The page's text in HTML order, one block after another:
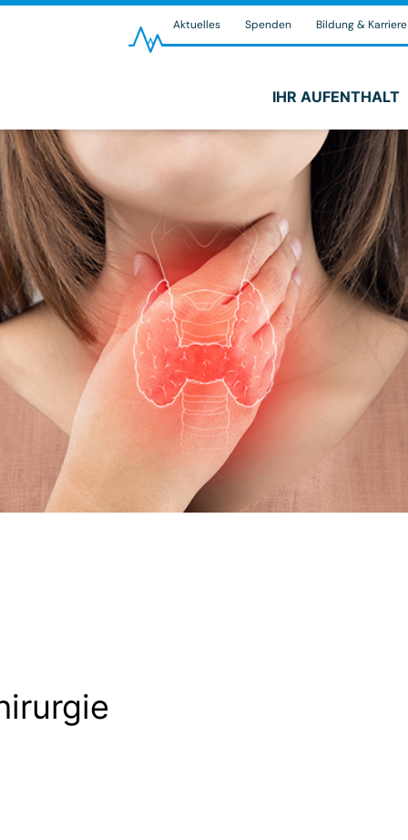
Aktuelles Spenden Bildung & Karriere
IHR AUFENTHALT